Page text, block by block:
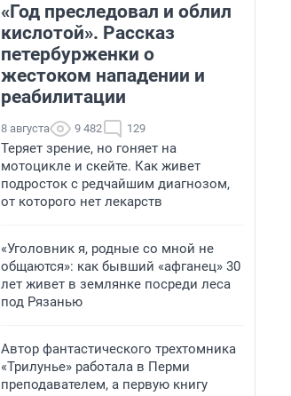
«Год преследовал и облил
кислотой». Рассказ
петербурженки о
жестоком нападении и
реабилитации
8 августа 9 482 129
Теряет зрение, но гоняет на
мотоцикле и скейте. Как живет
подросток с редчайшим диагнозом,
от которого нет лекарств
«Уголовник я, родные со мной не
общаются»: как бывший «афганец» 30
лет живет в землянке посреди леса
под Рязанью
Автор фантастического трехтомника
«Трилунье» работала в Перми
преподавателем, а первую книгу